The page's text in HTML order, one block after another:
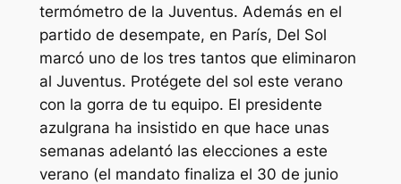
termómetro de la Juventus. Además en el
partido de desempate, en París, Del Sol
marcó uno de los tres tantos que eliminaron
al Juventus. Protégete del sol este verano
con la gorra de tu equipo. El presidente
azulgrana ha insistido en que hace unas
semanas adelantó las elecciones a este
verano (el mandato finaliza el 30 de junio